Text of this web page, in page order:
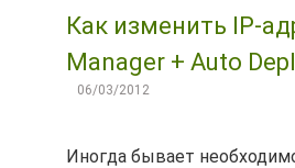
Как изменить IP-
Manager + Auto
06/03/2012
Иногда бывает